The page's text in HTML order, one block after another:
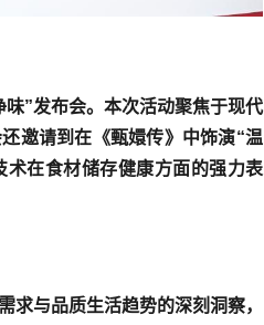
”发布会。本次活动聚焦于现代
邀请到在《甄嬛传》中饰演“温
术在食材储存健康方面的强力表
求与品质生活趋势的深刻洞察，